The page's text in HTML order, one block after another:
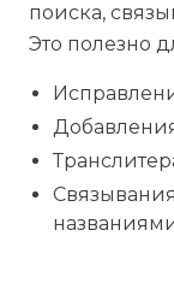
поиска,
Это полезно